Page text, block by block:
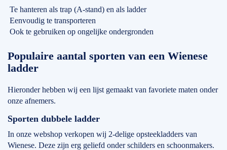
Te hanteren als trap (A-stand) en als ladder
Eenvoudig te transporteren
Ook te gebruiken op ongelijke ondergronden
Populaire aantal sporten van een Wienese
ladder
Hieronder hebben wij een lijst gemaakt van favoriete maten onder
onze afnemers.
Sporten dubbele ladder
In onze webshop verkopen wij 2-delige opsteekladders van
Wienese. Deze zijn erg geliefd onder schilders en schoonmakers.